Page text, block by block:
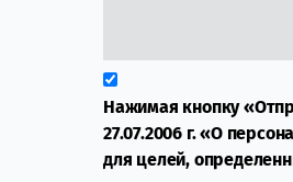
Нажимая кнопку
27.07.2006 г. «О
для целей,